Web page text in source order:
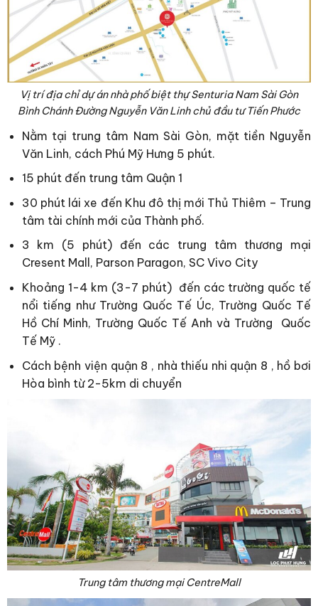
Vị trí địa chỉ dự án nhà phố biệt thự Senturia Nam Sài Gòn
Bình Chánh Đường Nguyễn Văn Linh chủ đầu tư Tiến Phước
Nằm tại trung tâm Nam Sài Gòn, mặt tiền Nguyễn
Văn Linh, cách Phú Mỹ Hưng 5 phút.
15 phút đến trung tâm Quận 1
30 phút lái xe đến Khu đô thị mới Thủ Thiêm – Trung
tâm tài chính mới của Thành phố.
3 km (5 phút) đến các trung tâm thương mại
Cresent Mall, Parson Paragon, SC Vivo City
Khoảng 1-4 km (3-7 phút) đến các trường quốc tế
nổi tiếng như Trường Quốc Tế Úc, Trường Quốc Tế
Hồ Chí Minh, Trường Quốc Tế Anh và Trường Quốc
Tế Mỹ .
Cách bệnh viện quận 8 , nhà thiếu nhi quận 8 , hồ bơi
Hòa bình từ 2-5km di chuyển
Trung tâm thương mại CentreMall